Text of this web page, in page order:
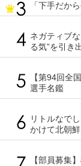
「下手だか
ネガティブ
る気”を引き
【第94回全
選手名鑑
リトルなで
かけて北朝
【部員募集